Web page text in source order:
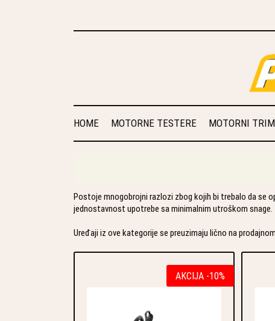
HOME MOTORNE TESTERE MOTORNI
Postoje mnogobrojni razlozi zbog kojih bi trebalo da se
jednostavnost upotrebe sa minimalnim utroškom snage.
Uređaji iz ove kategorije se preuzimaju lično na
AKCIJA -10%